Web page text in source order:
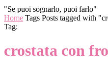
"Se puoi sognarlo, puoi farlo"
Home Tags Posts tagged with
Tag:
crostata con